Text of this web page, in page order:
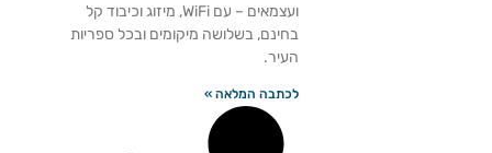
ועצמאים – עם WiFi, מיזוג וכיבוד קל
בחינם, בשלושה מיקומים ובכל ספריות
העיר.
לכתבה המלאה »